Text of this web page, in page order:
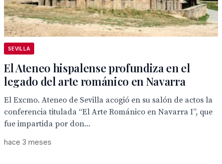
SEVILLA
El Ateneo hispalense profundiza en el
legado del arte románico en Navarra
El Excmo. Ateneo de Sevilla acogió en su salón de actos la
conferencia titulada “El Arte Románico en Navarra I”, que
fue impartida por don...
hace 3 meses